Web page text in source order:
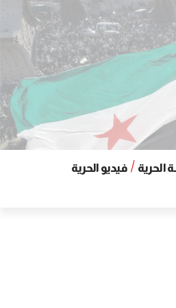
الحرية فيديو الحرية